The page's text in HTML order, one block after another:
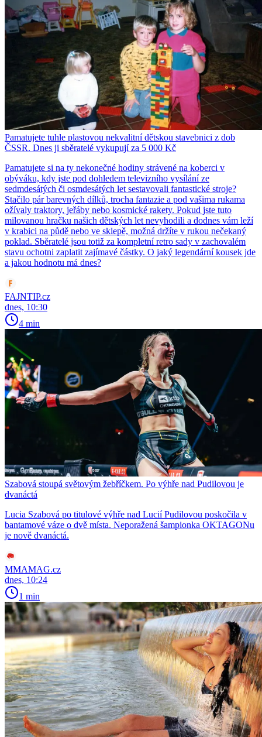
Pamatujete tuhle plastovou nekvalitní dětskou stavebnici z dob
ČSSR. Dnes ji sběratelé vykupují za 5 000 Kč
Pamatujete si na ty nekonečné hodiny strávené na koberci v
obýváku, kdy jste pod dohledem televizního vysílání ze
sedmdesátých či osmdesátých let sestavovali fantastické stroje?
Stačilo pár barevných dílků, trocha fantazie a pod vašima rukama
ožívaly traktory, jeřáby nebo kosmické rakety. Pokud jste tuto
milovanou hračku našich dětských let nevyhodili a dodnes vám leží
v krabici na půdě nebo ve sklepě, možná držíte v rukou nečekaný
poklad. Sběratelé jsou totiž za kompletní retro sady v zachovalém
stavu ochotni zaplatit zajímavé částky. O jaký legendární kousek jde
a jakou hodnotu má dnes?
FAJNTIP.cz
dnes, 10:30
4 min
Szabová stoupá světovým žebříčkem. Po výhře nad Pudilovou je
dvanáctá
Lucia Szabová po titulové výhře nad Lucií Pudilovou poskočila v
bantamové váze o dvě místa. Neporažená šampionka OKTAGONu
je nově dvanáctá.
MMAMAG.cz
dnes, 10:24
1 min